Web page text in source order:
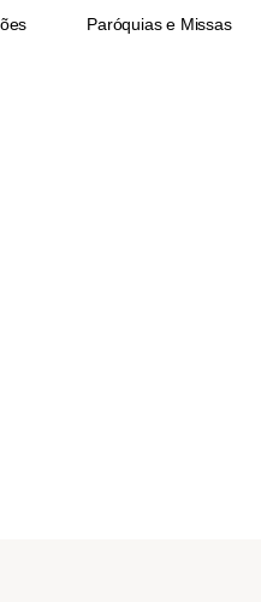
Paróquias e Missas